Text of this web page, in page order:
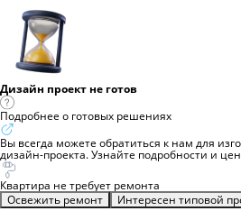
Дизайн проект не готов
Подробнее о готовых решениях
Вы всегда можете обратиться к нам для
дизайн-проекта. Узнайте подробности и
Квартира не требует ремонта
Освежить ремонт
Интересен типовой